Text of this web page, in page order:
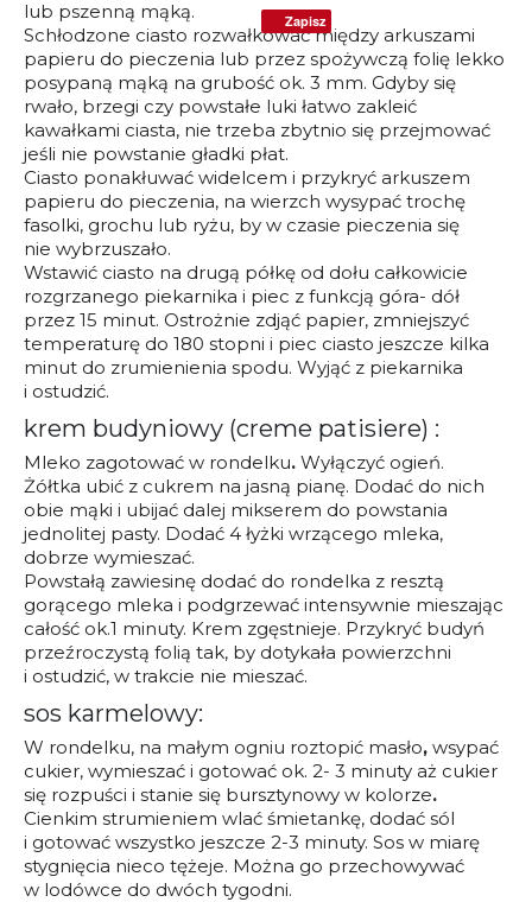
lub pszenną mąką.
Schłodzone ciasto rozwałkować między arkuszami
papieru do pieczenia lub przez spożywczą folię lekko
posypaną mąką na grubość ok. 3 mm. Gdyby się
rwało, brzegi czy powstałe luki łatwo zakleić
kawałkami ciasta, nie trzeba zbytnio się przejmować
jeśli nie powstanie gładki płat.
Ciasto ponakłuwać widelcem i przykryć arkuszem
papieru do pieczenia, na wierzch wysypać trochę
fasolki, grochu lub ryżu, by w czasie pieczenia się
nie wybrzuszało.
Wstawić ciasto na drugą półkę od dołu całkowicie
rozgrzanego piekarnika i piec z funkcją góra- dół
przez 15 minut. Ostrożnie zdjąć papier, zmniejszyć
temperaturę do 180 stopni i piec ciasto jeszcze kilka
minut do zrumienienia spodu. Wyjąć z piekarnika
i ostudzić.
krem budyniowy (creme patisiere) :
Mleko zagotować w rondelku. Wyłączyć ogień.
Żółtka ubić z cukrem na jasną pianę. Dodać do nich
obie mąki i ubijać dalej mikserem do powstania
jednolitej pasty. Dodać 4 łyżki wrzącego mleka,
dobrze wymieszać.
Powstałą zawiesinę dodać do rondelka z resztą
gorącego mleka i podgrzewać intensywnie mieszając
całość ok.1 minuty. Krem zgęstnieje. Przykryć budyń
przeźroczystą folią tak, by dotykała powierzchni
i ostudzić, w trakcie nie mieszać.
sos karmelowy:
W rondelku, na małym ogniu roztopić masło, wsypać
cukier, wymieszać i gotować ok. 2- 3 minuty aż cukier
się rozpuści i stanie się bursztynowy w kolorze.
Cienkim strumieniem wlać śmietankę, dodać sól
i gotować wszystko jeszcze 2-3 minuty. Sos w miarę
stygnięcia nieco tężeje. Można go przechowywać
w lodówce do dwóch tygodni.
Zapisz